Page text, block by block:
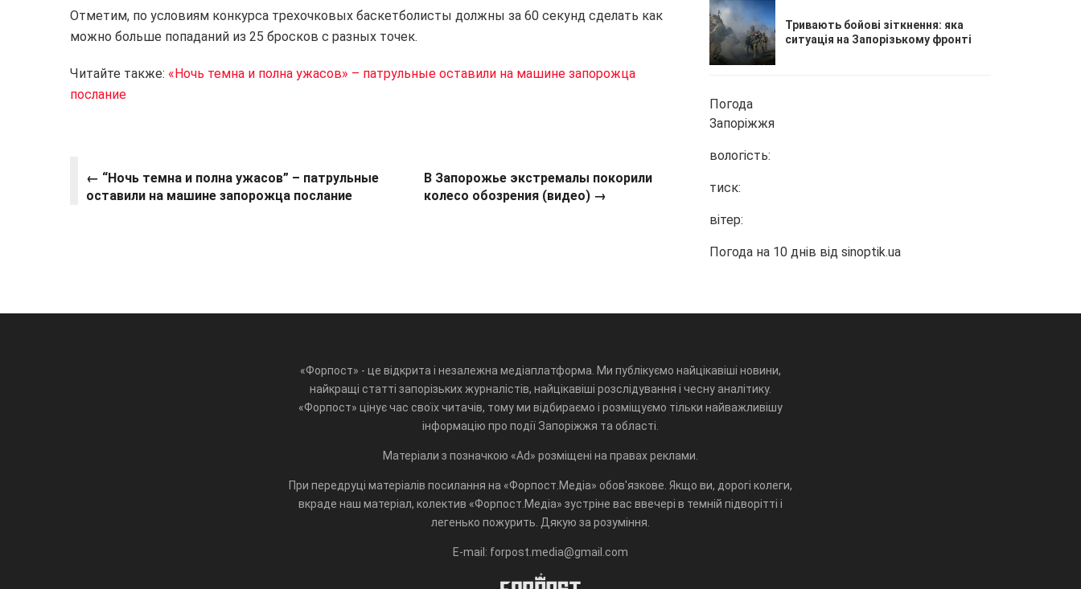
Отметим, по условиям конкурса трехочковых баскетболисты должны за 60 секунд сделать как
можно больше попаданий из 25 бросков с разных точек.
Читайте также: «Ночь темна и полна ужасов» – патрульные оставили на машине запорожца
послание
← “Ночь темна и полна ужасов” – патрульные
оставили на машине запорожца послание
В Запорожье экстремалы покорили
колесо обозрения (видео) →
Тривають бойові зіткнення: яка
ситуація на Запорізькому фронті
Погода
Запоріжжя
вологість:
тиск:
вітер:
Погода на 10 днів від sinoptik.ua
«Форпост» - це відкрита і незалежна медіаплатформа. Ми публікуємо найцікавіші новини,
найкращі статті запорізьких журналістів, найцікавіші розслідування і чесну аналітику.
«Форпост» цінує час своїх читачів, тому ми відбираємо і розміщуємо тільки найважливішу
інформацію про події Запоріжжя та області.
Матеріали з позначкою «Ad» розміщені на правах реклами.
При передруці матеріалів посилання на «Форпост.Медіа» обов'язкове. Якщо ви, дорогі колеги,
вкраде наш матеріал, колектив «Форпост.Медіа» зустріне вас ввечері в темній підворітті і
легенько пожурить. Дякую за розуміння.
E-mail: forpost.media@gmail.com